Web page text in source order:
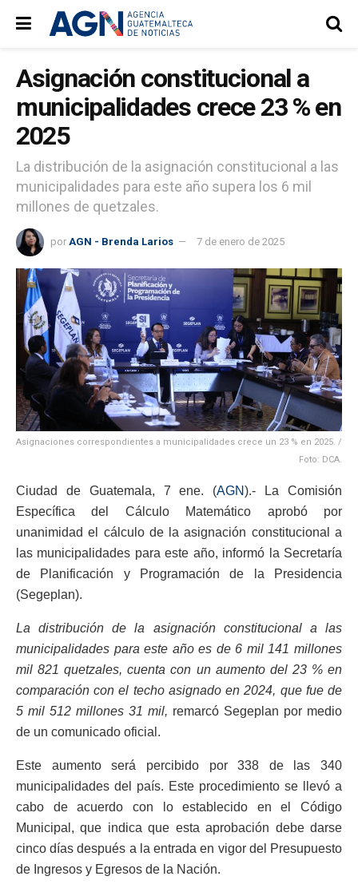
Asignación constitucional a
municipalidades crece 23 % en
2025
La distribución de la asignación constitucional a las
municipalidades para este año supera los 6 mil
millones de quetzales.
por AGN - Brenda Larios 7 de enero de 2025
Asignaciones correspondientes a municipalidades crece un 23 % en 2025. /
Foto: DCA.
Ciudad de Guatemala, 7 ene. (AGN).- La Comisión
Específica del Cálculo Matemático aprobó por
unanimidad el cálculo de la asignación constitucional a
las municipalidades para este año, informó la Secretaría
de Planificación y Programación de la Presidencia
(Segeplan).
La distribución de la asignación constitucional a las
municipalidades para este año es de 6 mil 141 millones
mil 821 quetzales, cuenta con un aumento del 23 % en
comparación con el techo asignado en 2024, que fue de
5 mil 512 millones 31 mil, remarcó Segeplan por medio
de un comunicado oficial.
Este aumento será percibido por 338 de las 340
municipalidades del país. Este procedimiento se llevó a
cabo de acuerdo con lo establecido en el Código
Municipal, que indica que esta aprobación debe darse
cinco días después a la entrada en vigor del Presupuesto
de Ingresos y Egresos de la Nación.